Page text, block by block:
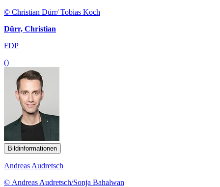
© Christian Dürr/ Tobias Koch
Dürr, Christian
FDP
()
Bildinformationen
Andreas Audretsch
© Andreas Audretsch/Sonja Bahalwan